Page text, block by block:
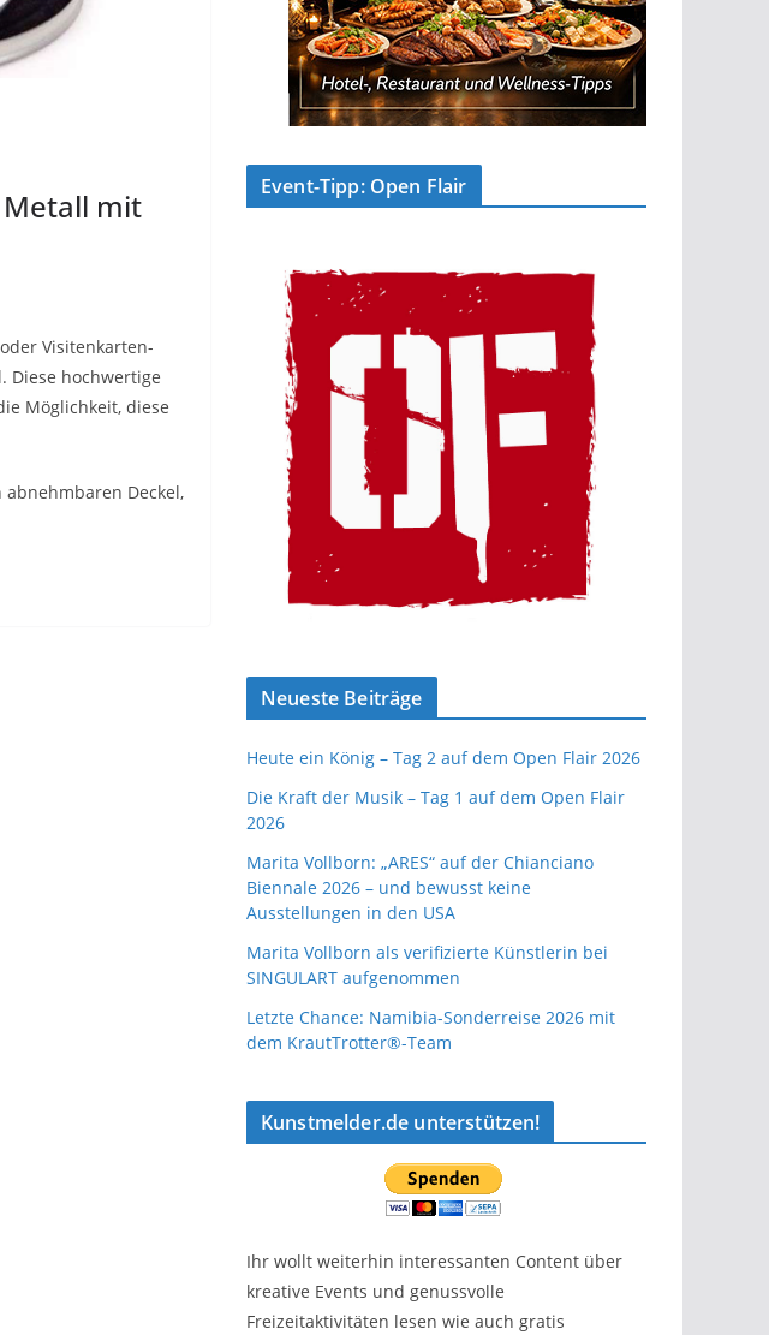
Metall mit
Visitenkarten-
Diese hochwertige
Möglichkeit, diese
Deckel,
Event-Tipp: Open Flair
Neueste Beiträge
Heute ein König – Tag 2 auf dem Open Flair 2026
Die Kraft der Musik – Tag 1 auf dem Open Flair
2026
Marita Vollborn: „ARES“ auf der Chianciano
Biennale 2026 – und bewusst keine
Ausstellungen in den USA
Marita Vollborn als verifizierte Künstlerin bei
SINGULART aufgenommen
Letzte Chance: Namibia-Sonderreise 2026 mit
dem KrautTrotter®-Team
Kunstmelder.de unterstützen!
Ihr wollt weiterhin interessanten Content über
kreative Events und genussvolle
Freizeitaktivitäten lesen wie auch gratis